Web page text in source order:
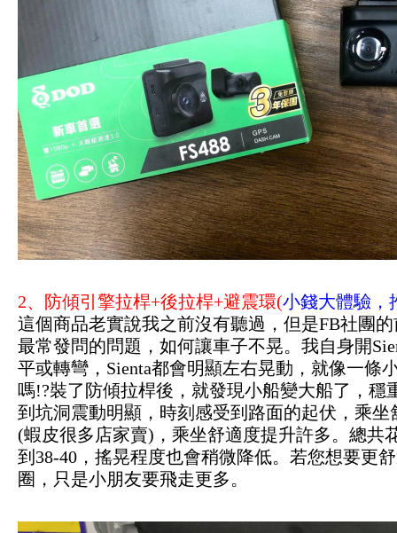
2、防傾引擎拉桿+後拉桿+避震環(小錢大體驗
這個商品老實說我之前沒有聽過，但是FB社團
最常發問的問題，如何讓車子不晃。我自身開
平或轉彎，Sienta都會明顯左右晃動，就像一條
嗎!?裝了防傾拉桿後，就發現小船變大船了，穩
到坑洞震動明顯，時刻感受到路面的起伏，乘
(蝦皮很多店家賣)，乘坐舒適度提升許多。總共
到38-40，搖晃程度也會稍微降低。若您想要更
圈，只是小朋友要飛走更多。